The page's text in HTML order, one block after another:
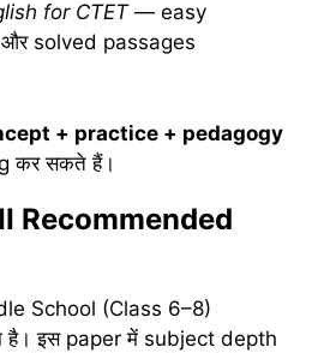
for CTET— easy
solved passages
+ practice + pedagogy
कर सकते हैं।
Recommended
School (Class 6–8)
है। इस paper में subject depth